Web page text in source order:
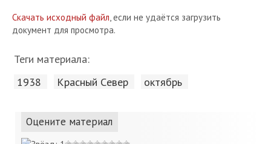
Скачать исходный файл, если не удаётся загрузить
документ для просмотра.
Теги материала:
1938 Красный Cевер октябрь
Оцените материал